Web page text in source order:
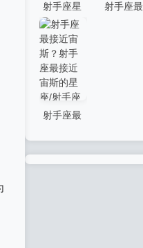
我的网站
座文字壁
射手座星
座语录图
案？射手
座语录图
片/射手座
星座语录
图案？射
射手座最
在乎什
射手座最